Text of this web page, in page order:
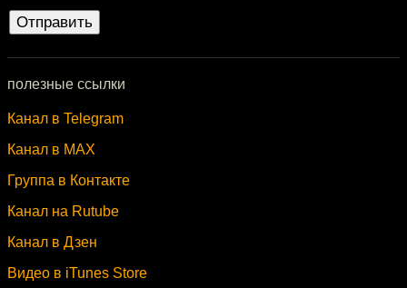
полезные ссылки
Канал в Telegram
Канал в MAX
Группа в Контакте
Канал на Rutube
Канал в Дзен
Видео в iTunes Store